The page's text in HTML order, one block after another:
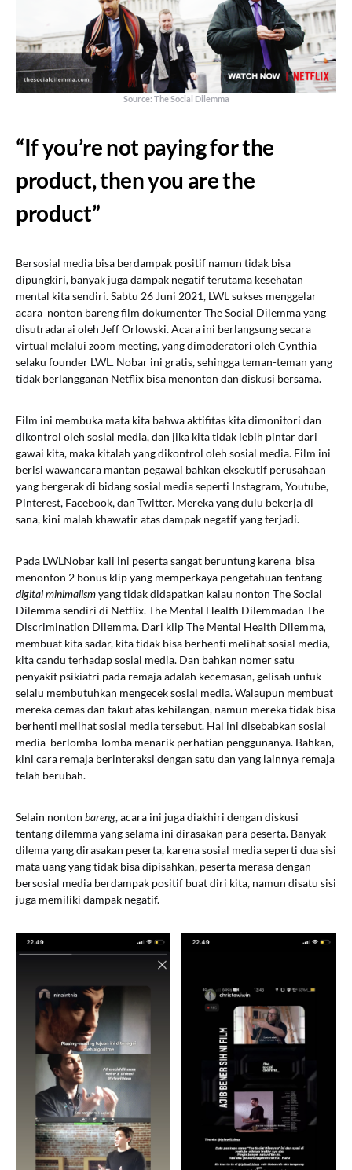
Source: The Social Dilemma
“If you’re not paying for the
product, then you are the
product”
Bersosial media bisa berdampak positif namun tidak bisa
dipungkiri, banyak juga dampak negatif terutama kesehatan
mental kita sendiri. Sabtu 26 Juni 2021, LWL sukses menggelar
acara nonton bareng film dokumenter The Social Dilemma yang
disutradarai oleh Jeff Orlowski. Acara ini berlangsung secara
virtual melalui zoom meeting, yang dimoderatori oleh Cynthia
selaku founder LWL. Nobar ini gratis, sehingga teman-teman yang
tidak berlangganan Netflix bisa menonton dan diskusi bersama.
Film ini membuka mata kita bahwa aktifitas kita dimonitori dan
dikontrol oleh sosial media, dan jika kita tidak lebih pintar dari
gawai kita, maka kitalah yang dikontrol oleh sosial media. Film ini
berisi wawancara mantan pegawai bahkan eksekutif perusahaan
yang bergerak di bidang sosial media seperti Instagram, Youtube,
Pinterest, Facebook, dan Twitter. Mereka yang dulu bekerja di
sana, kini malah khawatir atas dampak negatif yang terjadi.
Pada LWLNobar kali ini peserta sangat beruntung karena bisa
menonton 2 bonus klip yang memperkaya pengetahuan tentang
digital minimalismyang tidak didapatkan kalau nonton The Social
Dilemma sendiri di Netflix. The Mental Health Dilemmadan The
Discrimination Dilemma. Dari klip The Mental Health Dilemma,
membuat kita sadar, kita tidak bisa berhenti melihat sosial media,
kita candu terhadap sosial media. Dan bahkan nomer satu
penyakit psikiatri pada remaja adalah kecemasan, gelisah untuk
selalu membutuhkan mengecek sosial media. Walaupun membuat
mereka cemas dan takut atas kehilangan, namun mereka tidak bisa
berhenti melihat sosial media tersebut. Hal ini disebabkan sosial
media berlomba-lomba menarik perhatian penggunanya. Bahkan,
kini cara remaja berinteraksi dengan satu dan yang lainnya remaja
telah berubah.
Selain nonton bareng, acara ini juga diakhiri dengan diskusi
tentang dilemma yang selama ini dirasakan para peserta. Banyak
dilema yang dirasakan peserta, karena sosial media seperti dua sisi
mata uang yang tidak bisa dipisahkan, peserta merasa dengan
bersosial media berdampak positif buat diri kita, namun disatu sisi
juga memiliki dampak negatif.